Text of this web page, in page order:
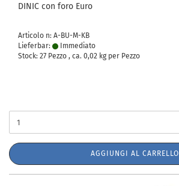
DINIC con foro Euro
Articolo n: A-BU-M-KB
Lieferbar:
Immediato
Stock: 27 Pezzo , ca. 0,02 kg per Pezzo
AGGIUNGI AL CARRELLO